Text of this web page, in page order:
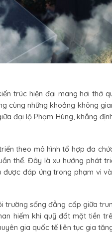
trúc hiện đại mang hơi thở
cùng những khoảng không
đại lộ Phạm Hùng, khẳng
theo mô hình tổ hợp đa
thể. Đây là xu hướng phát
được đáp ứng trong phạm vi
trường sống đẳng cấp giữa
hiếm khi quỹ đất mặt tiền
gia quốc tế liên tục gia